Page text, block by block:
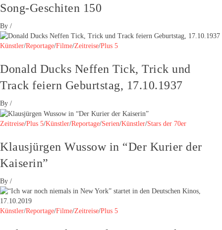
Song-Geschiten 150
By /
Künstler/Reportage/Filme/Zeitreise/Plus 5
Donald Ducks Neffen Tick, Trick und
Track feiern Geburtstag, 17.10.1937
By /
Zeitreise/Plus 5/Künstler/Reportage/Serien/Künstler/Stars der 70er
Klausjürgen Wussow in “Der Kurier der
Kaiserin”
By /
Künstler/Reportage/Filme/Zeitreise/Plus 5